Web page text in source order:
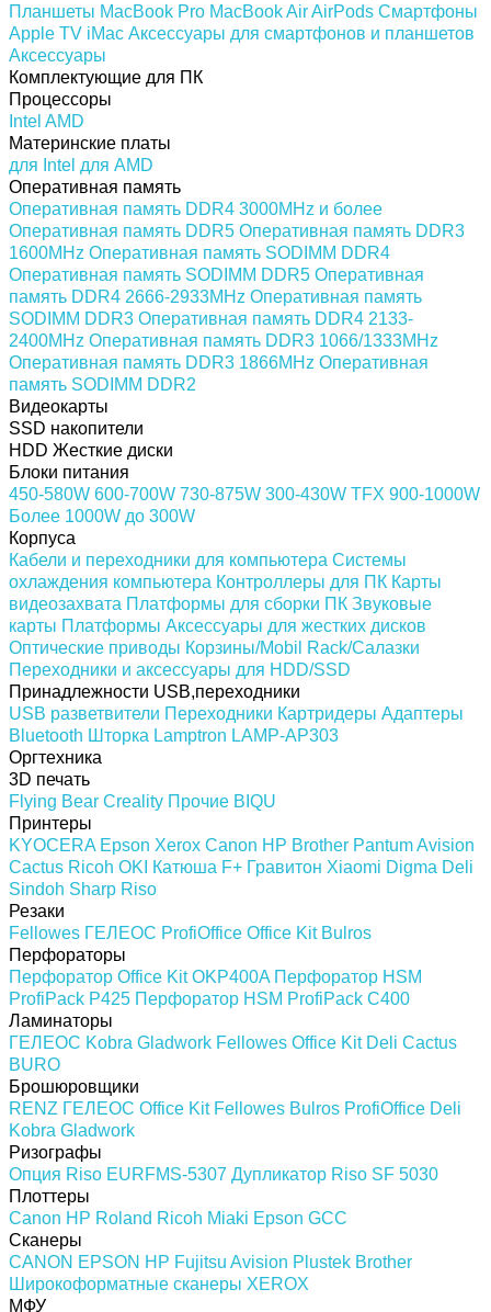
Планшеты MacBook Pro MacBook AirAirPods Смартфоны
Apple TV iMac Аксессуары для смартфонов и планшетов
Аксессуары
Комплектующие для ПК
Процессоры
Intel AMD
Материнские платы
для Intel для AMD
Оперативная память
Оперативная память DDR4 3000MHz и более
Оперативная память DDR5 Оперативная память DDR3
1600MHz Оперативная память SODIMM DDR4
Оперативная память SODIMM DDR5 Оперативная
память DDR4 2666-2933MHz Оперативная память
SODIMM DDR3 Оперативная память DDR4 2133-
2400MHz Оперативная память DDR3 1066/1333MHz
Оперативная память DDR3 1866MHz Оперативная
память SODIMM DDR2
Видеокарты
SSD накопители
HDD Жесткие диски
Блоки питания
450-580W 600-700W 730-875W 300-430W TFX 900-1000W
Более 1000W до 300W
Корпуса
Кабели и переходники для компьютера Системы
охлаждения компьютера Контроллеры для ПК Карты
видеозахвата Платформы для сборки ПК Звуковые
карты Платформы Аксессуары для жестких дисков
Оптические приводы Корзины/Mobil Rack/Салазки
Переходники и аксессуары для HDD/SSD
Принадлежности USB,переходники
USB разветвители Переходники Картридеры Адаптеры
Bluetooth Шторка Lamptron LAMP-AP303
Оргтехника
3D печать
Flying Bear Creality Прочие BIQU
Принтеры
KYOCERA Epson Xerox Canon HP Brother PantumAvision
Cactus Ricoh OKI Катюша F+ Гравитон Xiaomi Digma Deli
Sindoh Sharp Riso
Резаки
Fellowes ГЕЛЕОС ProfiOffice Office Kit Bulros
Перфораторы
Перфоратор Office Kit OKP400A Перфоратор HSM
ProfiPack P425 Перфоратор HSM ProfiPack C400
Ламинаторы
ГЕЛЕОС Kobra Gladwork Fellowes Office Kit Deli Cactus
BURO
Брошюровщики
RENZ ГЕЛЕОС Office Kit Fellowes Bulros ProfiOffice Deli
Kobra Gladwork
Ризографы
Опция Riso EURFMS-5307 Дупликатор Riso SF 5030
Плоттеры
Canon HP Roland Ricoh Miaki Epson GCC
Сканеры
CANON EPSON HP Fujitsu Avision Plustek Brother
Широкоформатные сканеры XEROX
МФУ